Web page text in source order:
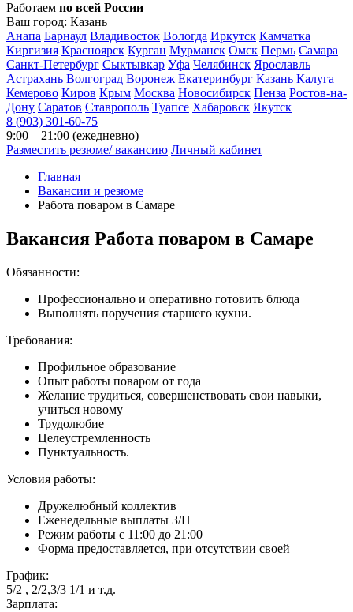
Работаем по всей России
Ваш город: Казань
Анапа Барнаул Владивосток Вологда Иркутск Камчатка
Киргизия Красноярск Курган Мурманск Омск Пермь Самара
Санкт-Петербург Сыктывкар Уфа Челябинск Ярославль
Астрахань Волгоград Воронеж Екатеринбург Казань Калуга
Кемерово Киров Крым Москва Новосибирск Пенза Ростов-на-
Дону Саратов Ставрополь Туапсе Хабаровск Якутск
8 (903) 301-60-75
9:00 – 21:00 (ежедневно)
Разместить резюме/ вакансию Личный кабинет
Главная
Вакансии и резюме
Работа поваром в Самаре
Вакансия Работа поваром в Самаре
Обязанности:
Профессионально и оперативно готовить блюда
Выполнять поручения старшего кухни.
Требования:
Профильное образование
Опыт работы поваром от года
Желание трудиться, совершенствовать свои навыки,
учиться новому
Трудолюбие
Целеустремленность
Пунктуальность.
Условия работы:
Дружелюбный коллектив
Еженедельные выплаты З/П
Режим работы с 11:00 до 21:00
Форма предоставляется, при отсутствии своей
График:
5/2 , 2/2,3/3 1/1 и т.д.
Зарплата: